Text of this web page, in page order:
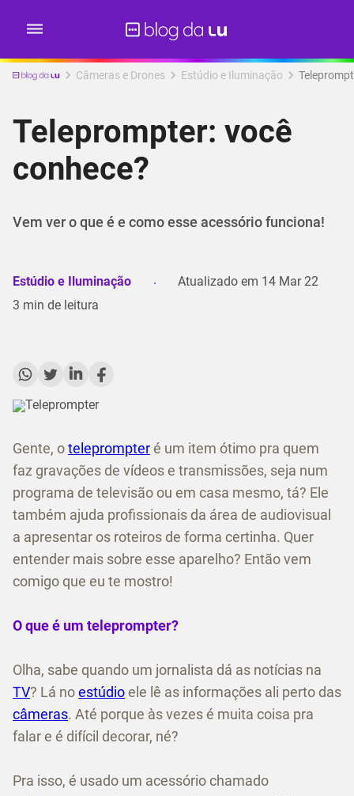
Câmeras e Drones Estúdio e Iluminação
Teleprompter: você
conhece?
Vem ver o que é e como esse acessório funciona!
Estúdio e Iluminação Atualizado em 14 Mar 22
3 min de leitura
Gente, oteleprompteré um item ótimo pra quem
faz gravações de vídeos e transmissões, seja num
programa de televisão ou em casa mesmo, tá? Ele
também ajuda profissionais da área de audiovisual
a apresentar os roteiros de forma certinha. Quer
entender mais sobre esse aparelho? Então vem
comigo que eu te mostro!
O que é um teleprompter?
Olha, sabe quando um jornalista dá as notícias na
TV? Lá noestúdioele lê as informações ali perto das
câmeras. Até porque às vezes é muita coisa pra
falar e é difícil decorar, né?
Pra isso, é usado um acessório chamado